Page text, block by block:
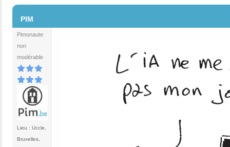
PIM
Pimonaute
non
modérable
Lieu : Uccle,
Bruxelles,